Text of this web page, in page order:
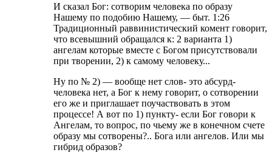
И сказал Бог: сотворим человека по образу
Нашему по подобию Нашему, — быт. 1:26
Традиционный раввинистический комент говорит,
что всевышний обращался к: 2 варианта 1)
ангелам которые вместе с Богом присутствовали
при творении, 2) к самому человеку...
Ну по № 2) — вообще нет слов- это абсурд-
человека нет, а Бог к нему говорит, о сотворении
его же и приглашает поучаствовать в этом
процессе! А вот по 1) пункту- если Бог говори к
Ангелам, то вопрос, по чьему же в конечном счете
образу мы сотворены?.. Бога или ангелов. Или мы
гибрид образов?